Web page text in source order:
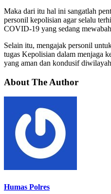
Maka dari itu hal ini sangatlah
personil kepolisian agar selalu
COVID-19 yang sedang
Selain itu, mengajak personil
tugas Kepolisian dalam menjaga
yang aman dan kondusif
About The Author
Humas Polres